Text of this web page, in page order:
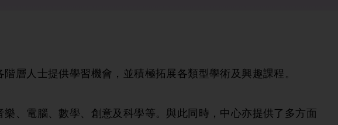
層人士提供學習機會，並積極拓展各類型學術及興趣課程。
、電腦、數學、創意及科學等。與此同時，中心亦提供了多方面